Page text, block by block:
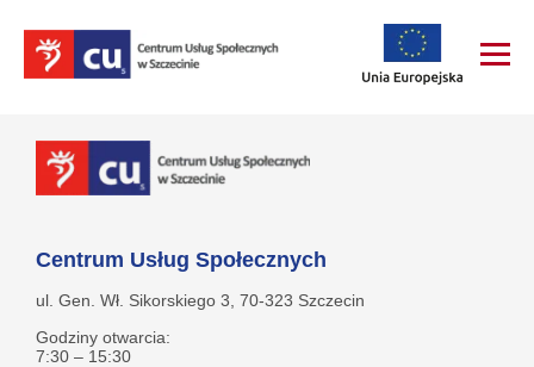
Centrum Usług Społecznych
ul. Gen. Wł. Sikorskiego 3, 70-323 Szczecin
Godziny otwarcia:
7:30 – 15:30